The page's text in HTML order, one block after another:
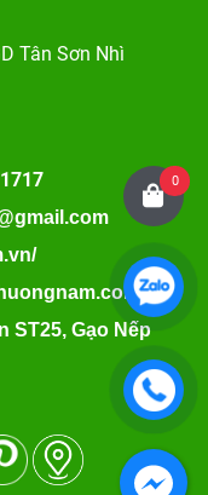
Tân Sơn Nhì
ST25, Gạo Nếp
0